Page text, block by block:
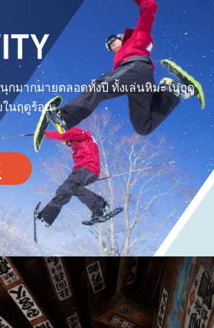
กมากมายตลอดทั้งปี ทั้งเล่นหิมะในฤดู
นฤดูร้อน